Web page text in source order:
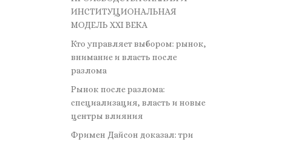
ИНСТИТУЦИОНАЛЬНАЯ
МОДЕЛЬ XXI ВЕКА
Кто управляет выбором: рынок,
внимание и власть после
разлома
Рынок после разлома:
специализация, власть и новые
центры влияния
Фримен Дайсон доказал: три